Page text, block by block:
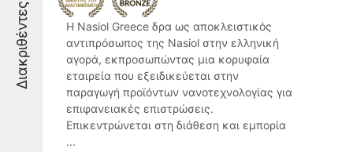
Διακριθέντες
Η Nasiol Greece δρα ως αποκλειστικός
αντιπρόσωπος της Nasiol στην ελληνική
αγορά, εκπροσωπώντας μια κορυφαία
εταιρεία που εξειδικεύεται στην
παραγωγή προϊόντων νανοτεχνολογίας για
επιφανειακές επιστρώσεις.
Επικεντρώνεται στη διάθεση και εμπορία
...